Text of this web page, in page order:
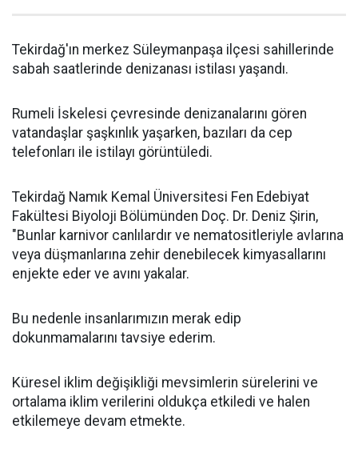
Tekirdağ'ın merkez Süleymanpaşa ilçesi sahillerinde
sabah saatlerinde denizanası istilası yaşandı.
Rumeli İskelesi çevresinde denizanalarını gören
vatandaşlar şaşkınlık yaşarken, bazıları da cep
telefonları ile istilayı görüntüledi.
Tekirdağ Namık Kemal Üniversitesi Fen Edebiyat
Fakültesi Biyoloji Bölümünden Doç. Dr. Deniz Şirin,
"Bunlar karnivor canlılardır ve nematositleriyle avlarına
veya düşmanlarına zehir denebilecek kimyasallarını
enjekte eder ve avını yakalar.
Bu nedenle insanlarımızın merak edip
dokunmamalarını tavsiye ederim.
Küresel iklim değişikliği mevsimlerin sürelerini ve
ortalama iklim verilerini oldukça etkiledi ve halen
etkilemeye devam etmekte.